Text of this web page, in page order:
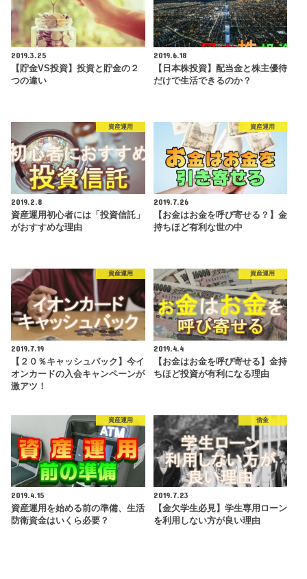
2019.3.25
【貯金VS投資】投資と貯金の２
つの違い
2019.6.18
【日本株投資】配当金と株主優待
だけで生活できるのか？
資産運用
2019.2.8
資産運用初心者には「投資信託」
がおすすめな理由
資産運用
2019.7.26
【お金はお金を呼び寄せる？】金
持ちほど有利な世の中
資産運用
2019.7.19
【２０％キャッシュバック】今イ
オンカードの入会キャンペーンが
激アツ！
資産運用
2019.4.4
【お金はお金を呼び寄せる】金持
ちほど投資が有利になる理由
資産運用
2019.4.15
資産運用を始める前の準備、生活
防衛資金はいくら必要？
借金
2019.7.23
【金欠学生必見】学生専用ローン
を利用しない方が良い理由